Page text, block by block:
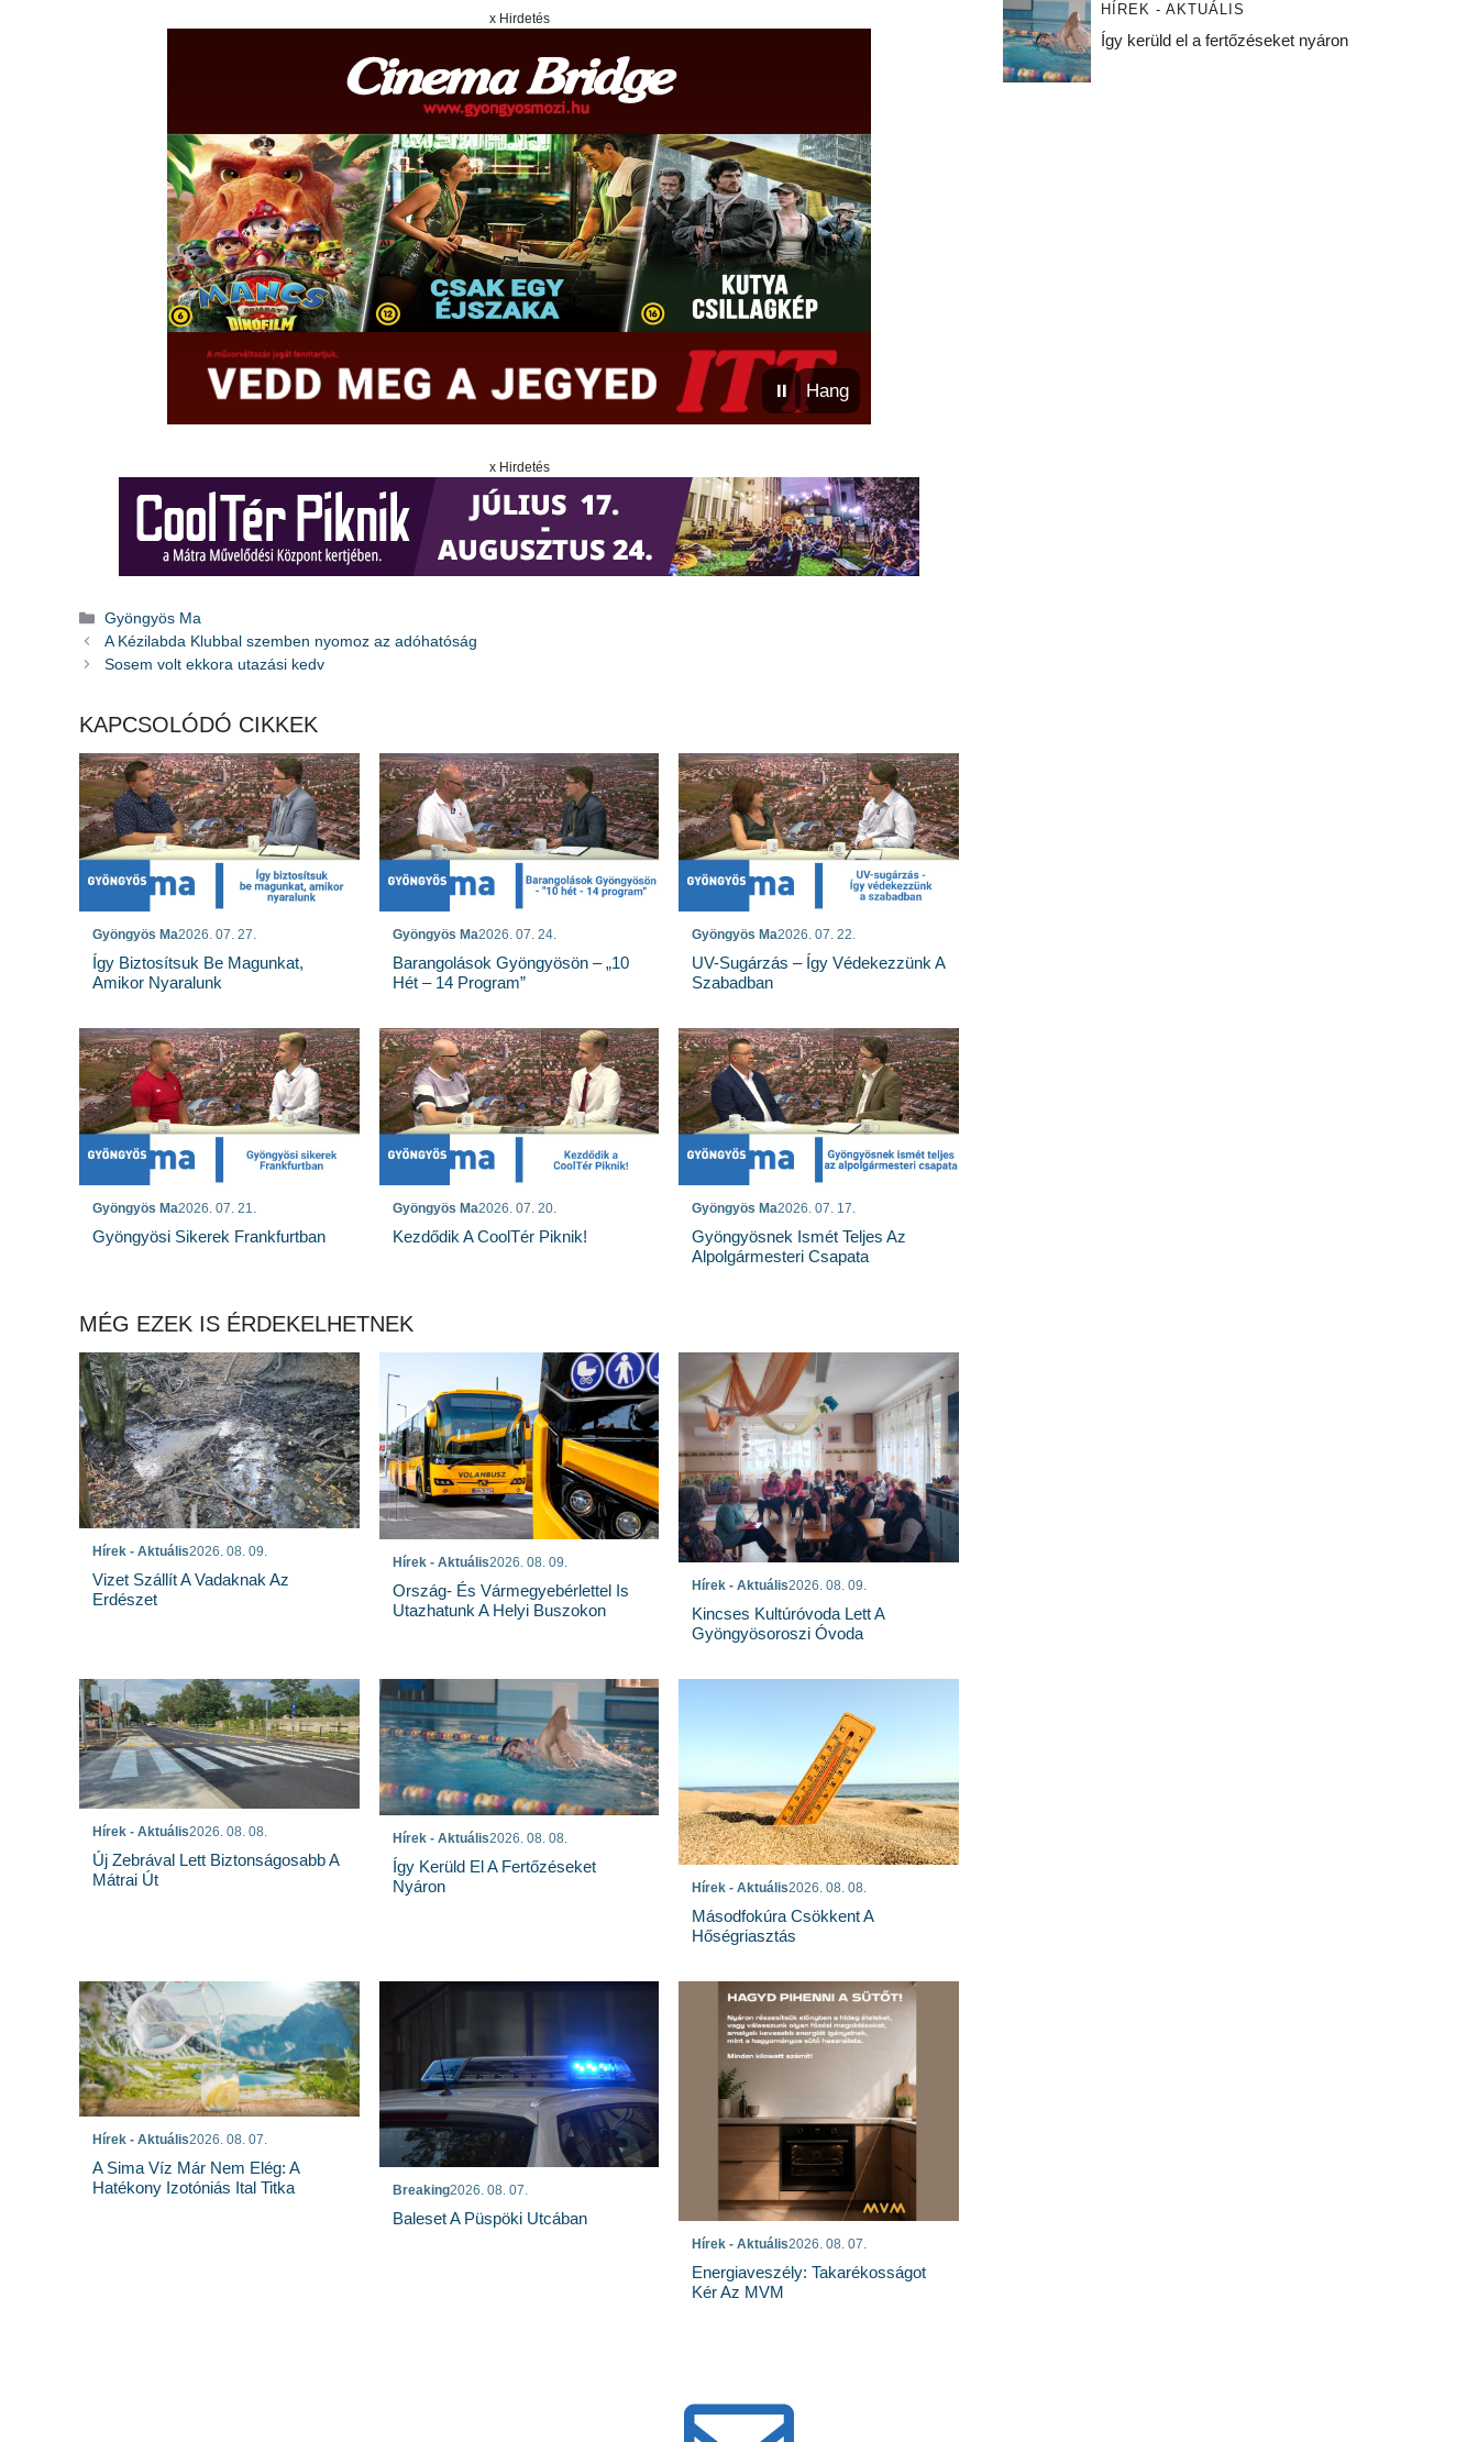
x Hirdetés
⏸ Hang
x Hirdetés
Kategória
Gyöngyös Ma
A Kézilabda Klubbal szemben nyomoz az adóhatóság
Sosem volt ekkora utazási kedv
KAPCSOLÓDÓ CIKKEK
Gyöngyös Ma2026. 07. 27.
Így Biztosítsuk Be Magunkat,
Amikor Nyaralunk
Gyöngyös Ma2026. 07. 24.
Barangolások Gyöngyösön – „10
Hét – 14 Program”
Gyöngyös Ma2026. 07. 22.
UV-Sugárzás – Így Védekezzünk A
Szabadban
Gyöngyös Ma2026. 07. 21.
Gyöngyösi Sikerek Frankfurtban
Gyöngyös Ma2026. 07. 20.
Kezdődik A CoolTér Piknik!
Gyöngyös Ma2026. 07. 17.
Gyöngyösnek Ismét Teljes Az
Alpolgármesteri Csapata
MÉG EZEK IS ÉRDEKELHETNEK
Hírek - Aktuális2026. 08. 09.
Vizet Szállít A Vadaknak Az
Erdészet
Hírek - Aktuális2026. 08. 09.
Ország- És Vármegyebérlettel Is
Utazhatunk A Helyi Buszokon
Hírek - Aktuális2026. 08. 09.
Kincses Kultúróvoda Lett A
Gyöngyösoroszi Óvoda
Hírek - Aktuális2026. 08. 08.
Új Zebrával Lett Biztonságosabb A
Mátrai Út
Hírek - Aktuális2026. 08. 08.
Így Kerüld El A Fertőzéseket
Nyáron
Hírek - Aktuális2026. 08. 08.
Másodfokúra Csökkent A
Hőségriasztás
Hírek - Aktuális2026. 08. 07.
A Sima Víz Már Nem Elég: A
Hatékony Izotóniás Ital Titka
Breaking2026. 08. 07.
Baleset A Püspöki Utcában
Hírek - Aktuális2026. 08. 07.
Energiaveszély: Takarékosságot
Kér Az MVM
HÍREK - AKTUÁLIS
Így kerüld el a fertőzéseket nyáron